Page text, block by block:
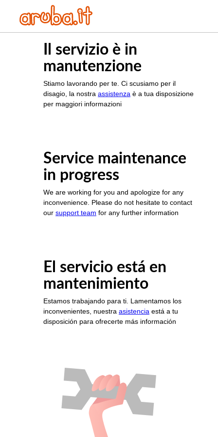
Il servizio è in
manutenzione
Stiamo lavorando per te. Ci scusiamo per il
disagio, la nostra assistenza è a tua disposizione
per maggiori informazioni
Service maintenance
in progress
We are working for you and apologize for any
inconvenience. Please do not hesitate to contact
our support team for any further information
El servicio está en
mantenimiento
Estamos trabajando para ti. Lamentamos los
inconvenientes, nuestra asistencia está a tu
disposición para ofrecerte más información